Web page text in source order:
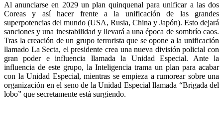
Al anunciarse en 2029 un plan quinquenal para unificar a las dos
Coreas y así hacer frente a la unificación de las grandes
superpotencias del mundo (USA, Rusia, China y Japón). Esto dejará
sanciones y una inestabilidad y llevará a una época de sombrío caos.
Tras la creación de un grupo terrorista que se opone a la unificación
llamado La Secta, el presidente crea una nueva división policial con
gran poder e influencia llamada la Unidad Especial. Ante la
influencia de este grupo, la Inteligencia trama un plan para acabar
con la Unidad Especial, mientras se empieza a rumorear sobre una
organización en el seno de la Unidad Especial llamada “Brigada del
lobo” que secretamente está surgiendo.